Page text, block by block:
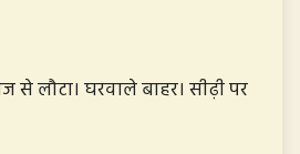
लौटा। घरवाले बाहर। सीढ़ी पर